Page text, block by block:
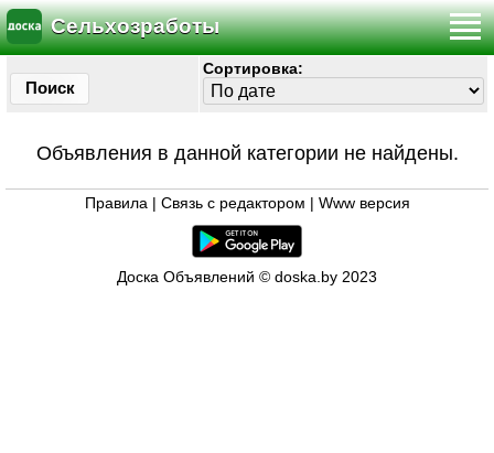
Сельхозработы
Поиск
Сортировка:
Объявления в данной категории не найдены.
Правила Связь с редактором Www версия
Доска Объявлений © doska.by 2023